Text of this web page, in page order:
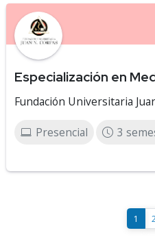
Especialización en
Fundación Universitaria
Presencial 3
1